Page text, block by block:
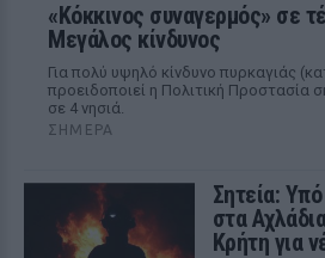
«Κόκκινος συναγερμός» σε
Μεγάλος κίνδυνος
Για πολύ υψηλό κίνδυνο πυρκαγιάς
προειδοποιεί η Πολιτική Προστασία
σε 4 νησιά.
ΣΉΜΕΡΑ
Σητεία:
στα
Κρήτη για